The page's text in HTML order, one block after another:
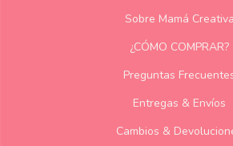
Sobre Mamá Creativa
¿CÓMO COMPRAR?
Preguntas
Entregas & Envíos
Cambios &